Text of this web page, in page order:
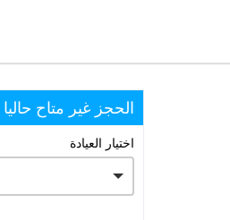
الحجز غير متاح حاليا
اختيار العيادة